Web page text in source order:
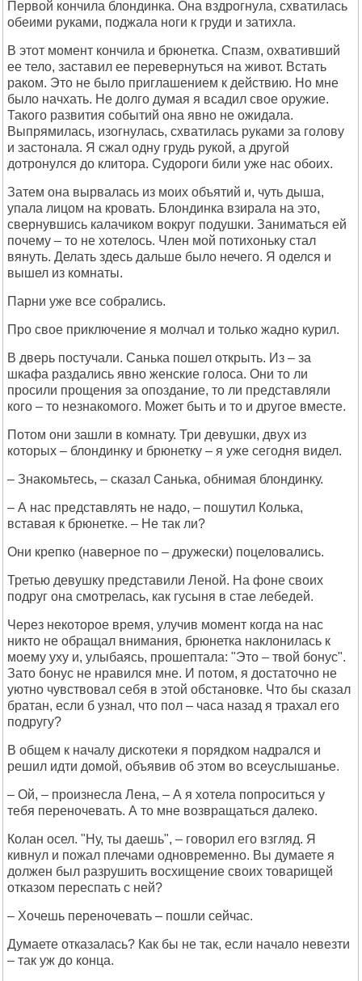
Первой кончила блондинка. Она вздрогнула, схватилась
обеими руками, поджала ноги к груди и затихла.
В этот момент кончила и брюнетка. Спазм, охвативший
ее тело, заставил ее перевернуться на живот. Встать
раком. Это не было приглашением к действию. Но мне
было начхать. Не долго думая я всадил свое оружие.
Такого развития событий она явно не ожидала.
Выпрямилась, изогнулась, схватилась руками за голову
и застонала. Я сжал одну грудь рукой, а другой
дотронулся до клитора. Судороги били уже нас обоих.
Затем она вырвалась из моих объятий и, чуть дыша,
упала лицом на кровать. Блондинка взирала на это,
свернувшись калачиком вокруг подушки. Заниматься ей
почему – то не хотелось. Член мой потихоньку стал
вянуть. Делать здесь дальше было нечего. Я оделся и
вышел из комнаты.
Парни уже все собрались.
Про свое приключение я молчал и только жадно курил.
В дверь постучали. Санька пошел открыть. Из – за
шкафа раздались явно женские голоса. Они то ли
просили прощения за опоздание, то ли представляли
кого – то незнакомого. Может быть и то и другое вместе.
Потом они зашли в комнату. Три девушки, двух из
которых – блондинку и брюнетку – я уже сегодня видел.
– Знакомьтесь, – сказал Санька, обнимая блондинку.
– А нас представлять не надо, – пошутил Колька,
вставая к брюнетке. – Не так ли?
Они крепко (наверное по – дружески) поцеловались.
Третью девушку представили Леной. На фоне своих
подруг она смотрелась, как гусыня в стае лебедей.
Через некоторое время, улучив момент когда на нас
никто не обращал внимания, брюнетка наклонилась к
моему уху и, улыбаясь, прошептала: "Это – твой бонус".
Зато бонус не нравился мне. И потом, я достаточно не
уютно чувствовал себя в этой обстановке. Что бы сказал
братан, если б узнал, что пол – часа назад я трахал его
подругу?
В общем к началу дискотеки я порядком надрался и
решил идти домой, объявив об этом во всеуслышанье.
– Ой, – произнесла Лена, – А я хотела попроситься у
тебя переночевать. А то мне возвращаться далеко.
Колан осел. "Ну, ты даешь", – говорил его взгляд. Я
кивнул и пожал плечами одновременно. Вы думаете я
должен был разрушить восхищение своих товарищей
отказом переспать с ней?
– Хочешь переночевать – пошли сейчас.
Думаете отказалась? Как бы не так, если начало невезти
– так уж до конца.